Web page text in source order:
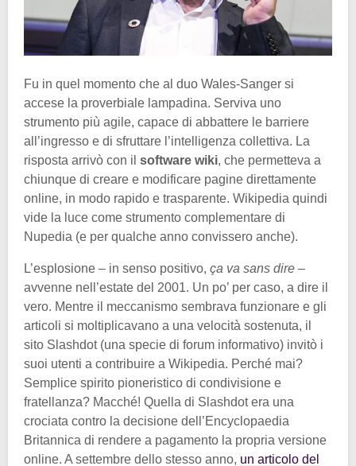
Fu in quel momento che al duo Wales-Sanger si
accese la proverbiale lampadina. Serviva uno
strumento più agile, capace di abbattere le barriere
all’ingresso e di sfruttare l’intelligenza collettiva. La
risposta arrivò con il software wiki, che permetteva a
chiunque di creare e modificare pagine direttamente
online, in modo rapido e trasparente. Wikipedia quindi
vide la luce come strumento complementare di
Nupedia (e per qualche anno convissero anche).
L’esplosione – in senso positivo, ça va sans dire –
avvenne nell’estate del 2001. Un po’ per caso, a dire il
vero. Mentre il meccanismo sembrava funzionare e gli
articoli si moltiplicavano a una velocità sostenuta, il
sito Slashdot (una specie di forum informativo) invitò i
suoi utenti a contribuire a Wikipedia. Perché mai?
Semplice spirito pioneristico di condivisione e
fratellanza? Macché! Quella di Slashdot era una
crociata contro la decisione dell’Encyclopaedia
Britannica di rendere a pagamento la propria versione
online. A settembre dello stesso anno, un articolo del